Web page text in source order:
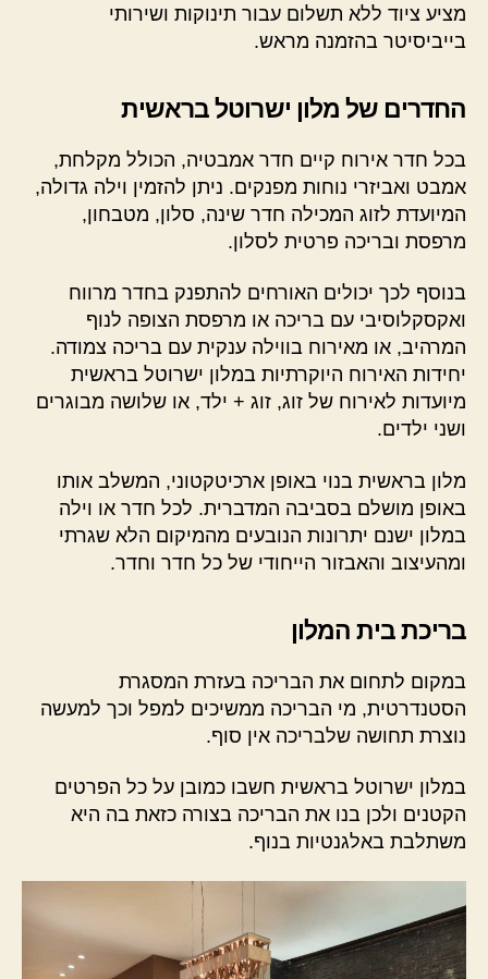
מציע ציוד ללא תשלום עבור תינוקות ושירותי
בייביסיטר בהזמנה מראש.
החדרים של מלון ישרוטל בראשית
בכל חדר אירוח קיים חדר אמבטיה, הכולל מקלחת,
אמבט ואביזרי נוחות מפנקים. ניתן להזמין וילה גדולה,
המיועדת לזוג המכילה חדר שינה, סלון, מטבחון,
מרפסת ובריכה פרטית לסלון.
בנוסף לכך יכולים האורחים להתפנק בחדר מרווח
ואקסקלוסיבי עם בריכה או מרפסת הצופה לנוף
המרהיב, או מאירוח בווילה ענקית עם בריכה צמודה.
יחידות האירוח היוקרתיות במלון ישרוטל בראשית
מיועדות לאירוח של זוג, זוג + ילד, או שלושה מבוגרים
ושני ילדים.
מלון בראשית בנוי באופן ארכיטקטוני, המשלב אותו
באופן מושלם בסביבה המדברית. לכל חדר או וילה
במלון ישנם יתרונות הנובעים מהמיקום הלא שגרתי
ומהעיצוב והאבזור הייחודי של כל חדר וחדר.
בריכת בית המלון
במקום לתחום את הבריכה בעזרת המסגרת
הסטנדרטית, מי הבריכה ממשיכים למפל וכך למעשה
נוצרת תחושה שלבריכה אין סוף.
במלון ישרוטל בראשית חשבו כמובן על כל הפרטים
הקטנים ולכן בנו את הבריכה בצורה כזאת בה היא
משתלבת באלגנטיות בנוף.